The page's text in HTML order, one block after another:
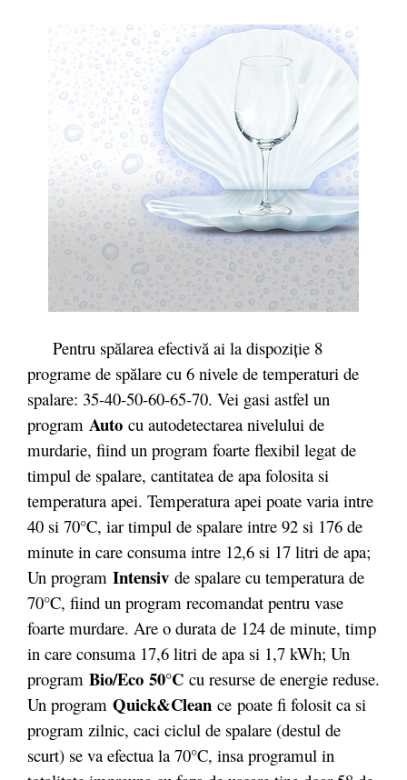
Pentru spălarea efectivă ai la dispoziție 8
programe de spălare cu 6 nivele de temperaturi de
spalare: 35-40-50-60-65-70. Vei gasi astfel un
program Auto cu autodetectarea nivelului de
murdarie, fiind un program foarte flexibil legat de
timpul de spalare, cantitatea de apa folosita si
temperatura apei. Temperatura apei poate varia intre
40 si 70°C, iar timpul de spalare intre 92 si 176 de
minute in care consuma intre 12,6 si 17 litri de apa;
Un program Intensiv de spalare cu temperatura de
70°C, fiind un program recomandat pentru vase
foarte murdare. Are o durata de 124 de minute, timp
in care consuma 17,6 litri de apa si 1,7 kWh; Un
program Bio/Eco 50°C cu resurse de energie reduse.
Un program Quick&Clean ce poate fi folosit ca si
program zilnic, caci ciclul de spalare (destul de
scurt) se va efectua la 70°C, insa programul in